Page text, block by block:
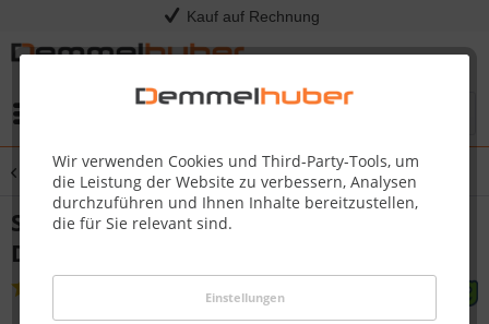
Kauf auf Rechnung
Wir verwenden Cookies und Third-Party-Tools, um
die Leistung der Website zu verbessern, Analysen
durchzuführen und Ihnen Inhalte bereitzustellen,
die für Sie relevant sind.
Einstellungen
Übersicht Spielturm
Spielturm KIOSK mit Rutsche +
Doppelschaukel